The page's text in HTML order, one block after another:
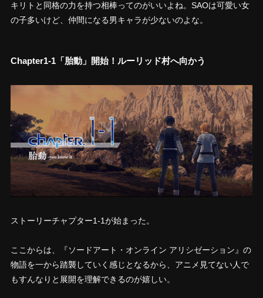
キリトと同格の力を持つ相棒ってのがいいよね。SAOは可愛い女
の子多いけど、仲間になる男キャラが少ないのよな。
Chapter1-1「胎動」開始！ルーリッド村へ向かう
ストーリーチャプター1-1が始まった。
ここからは、『ソードアート・オンライン アリシゼーション』の
物語を一から踏襲していく感じとなるから、 アニメ見てない人で
もすんなりと展開を理解できるのが嬉しい。